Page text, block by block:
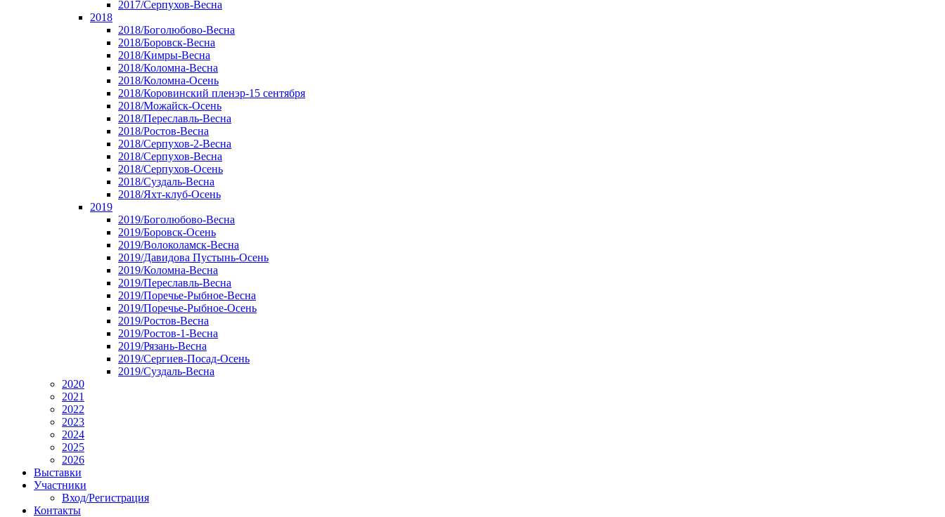
2017/Серпухов-Весна
2018
2018/Боголюбово-Весна
2018/Боровск-Весна
2018/Кимры-Весна
2018/Коломна-Весна
2018/Коломна-Осень
2018/Коровинский пленэр-15 сентября
2018/Можайск-Осень
2018/Переславль-Весна
2018/Ростов-Весна
2018/Серпухов-2-Весна
2018/Серпухов-Весна
2018/Серпухов-Осень
2018/Суздаль-Весна
2018/Яхт-клуб-Осень
2019
2019/Боголюбово-Весна
2019/Боровск-Осень
2019/Волоколамск-Весна
2019/Давидова Пустынь-Осень
2019/Коломна-Весна
2019/Переславль-Весна
2019/Поречье-Рыбное-Весна
2019/Поречье-Рыбное-Осень
2019/Ростов-Весна
2019/Ростов-1-Весна
2019/Рязань-Весна
2019/Сергиев-Посад-Осень
2019/Суздаль-Весна
2020
2021
2022
2023
2024
2025
2026
Выставки
Участники
Вход/Регистрация
Контакты